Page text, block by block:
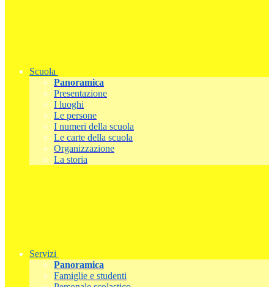
Scuola
Panoramica
Presentazione
I luoghi
Le persone
I numeri della scuola
Le carte della scuola
Organizzazione
La storia
Servizi
Panoramica
Famiglie e studenti